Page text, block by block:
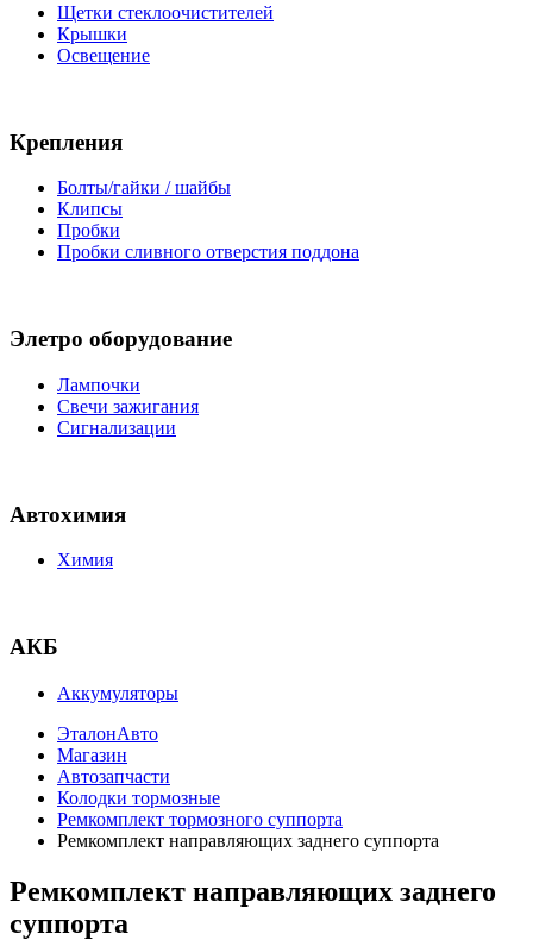
Щетки стеклоочистителей
Крышки
Освещение
Крепления
Болты/гайки / шайбы
Клипсы
Пробки
Пробки сливного отверстия поддона
Элетро оборудование
Лампочки
Свечи зажигания
Сигнализации
Автохимия
Химия
АКБ
Аккумуляторы
ЭталонАвто
Магазин
Автозапчасти
Колодки тормозные
Ремкомплект тормозного суппорта
Ремкомплект направляющих заднего суппорта
Ремкомплект направляющих заднего
суппорта